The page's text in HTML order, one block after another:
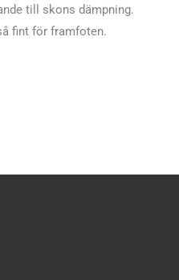
till skons dämpning.
fint för framfoten.